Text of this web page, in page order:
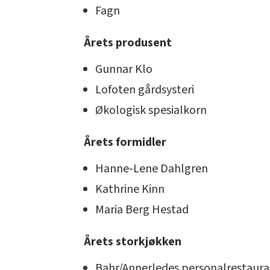
Fagn
Årets produsent
Gunnar Klo
Lofoten gårdsysteri
Økologisk spesialkorn
Årets formidler
Hanne-Lene Dahlgren
Kathrine Kinn
Maria Berg Hestad
Årets storkjøkken